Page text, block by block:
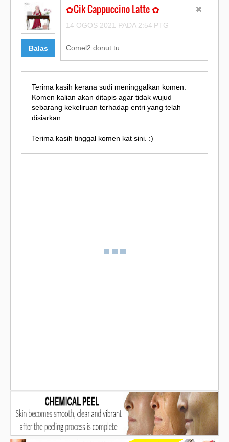
Balas
✿Cik Cappuccino Latte ✿
14 OGOS 2021 PADA 2:54 PTG
Comel2 donut tu .
Terima kasih kerana sudi meninggalkan komen.
Komen kalian akan ditapis agar tidak wujud
sebarang kekeliruan terhadap entri yang telah
disiarkan
Terima kasih tinggal komen kat sini. :)